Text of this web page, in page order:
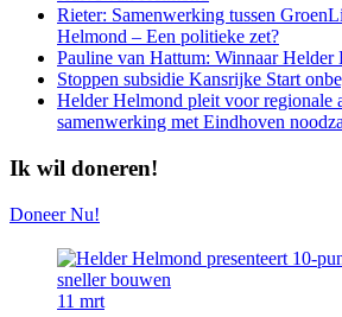
Rieter: Samenwerking tussen
Helmond – Een politieke zet?
Pauline van Hattum: Winnaar
Stoppen subsidie Kansrijke Start
Helder Helmond pleit voor regionale
samenwerking met Eindhoven
Ik wil doneren!
Doneer Nu!
11 mrt